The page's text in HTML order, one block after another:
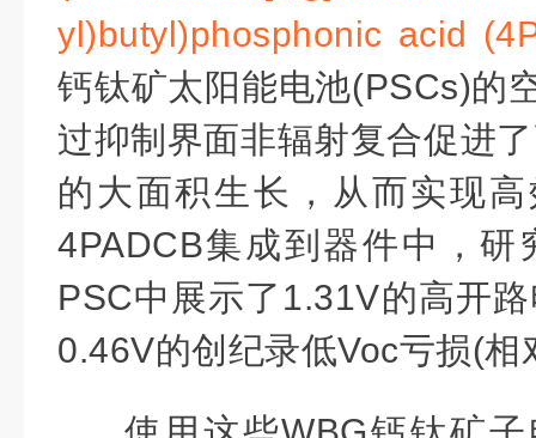
yl)butyl)phosphonic acid
钙钛矿太阳能电池(PSCs)的
过抑制界面非辐射复合促进
的大面积生长，从而实现
4PADCB集成到器件中，研
PSC中展示了1.31V的高开
0.46V的创纪录低Voc亏损(相